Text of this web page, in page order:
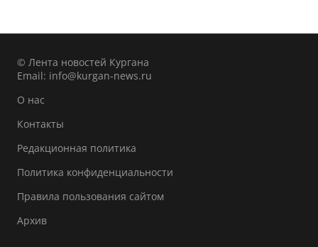
© Лента новостей Кургана
Email: info@kurgan-news.ru
О нас
Контакты
Редакционная политика
Политика конфиденциальности
Правила пользования сайтом
Архив